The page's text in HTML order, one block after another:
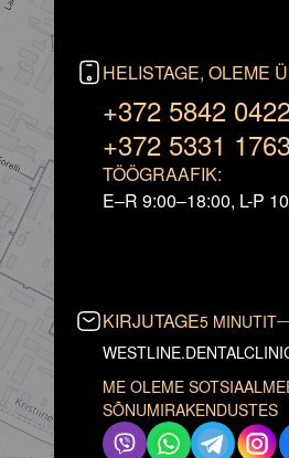
HELISTAGE, OLEME
+372 5842
+372 5331 1763
TÖÖGRAAFIK:
E–R 9:00–18:00, L-P
KIRJUTAGE5 MINUTIT
ME OLEME
SÕNUMIRAKENDUSTES